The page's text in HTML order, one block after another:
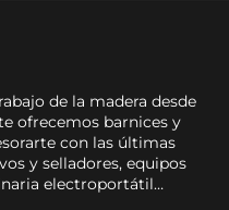
de la madera desde
ofrecemos barnices y
con las últimas
y selladores, equipos
electroportátil…